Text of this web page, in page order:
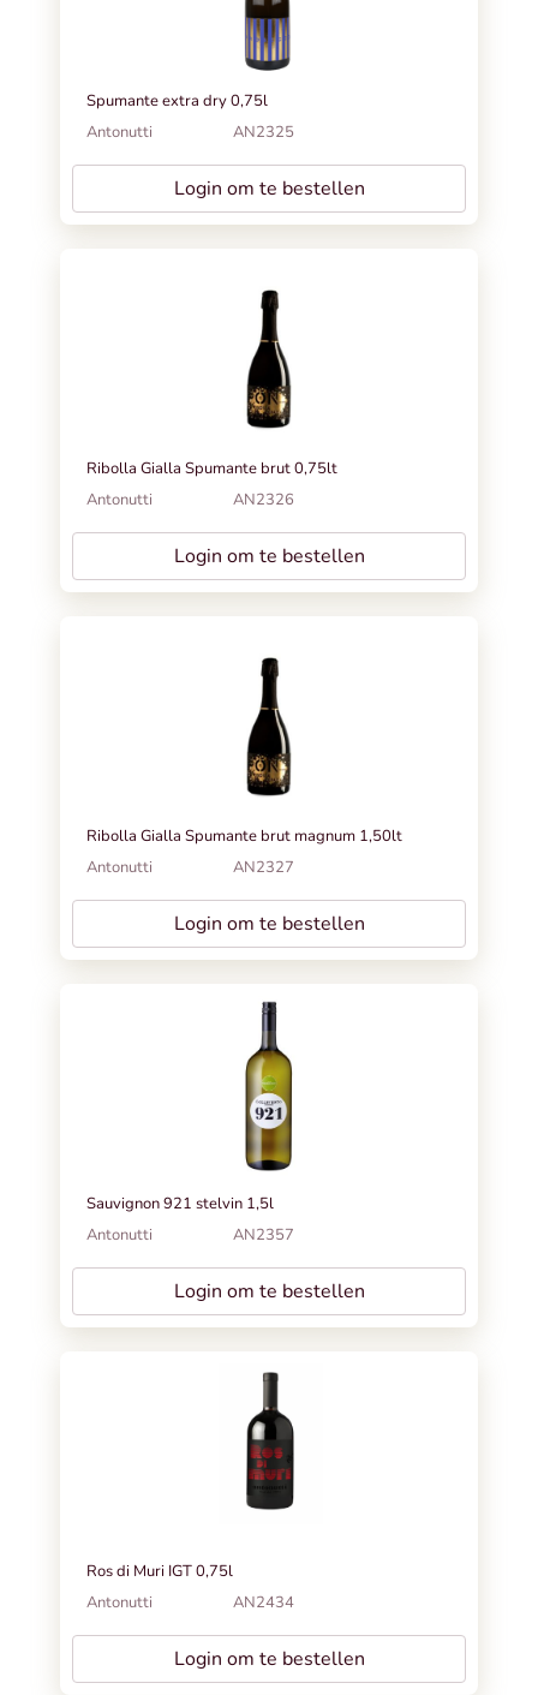
Spumante extra dry 0,75l
Antonutti
AN2325
Login om te bestellen
Ribolla Gialla Spumante brut 0,75lt
Antonutti
AN2326
Login om te bestellen
Ribolla Gialla Spumante brut magnum 1,50lt
Antonutti
AN2327
Login om te bestellen
Sauvignon 921 stelvin 1,5l
Antonutti
AN2357
Login om te bestellen
Ros di Muri IGT 0,75l
Antonutti
AN2434
Login om te bestellen